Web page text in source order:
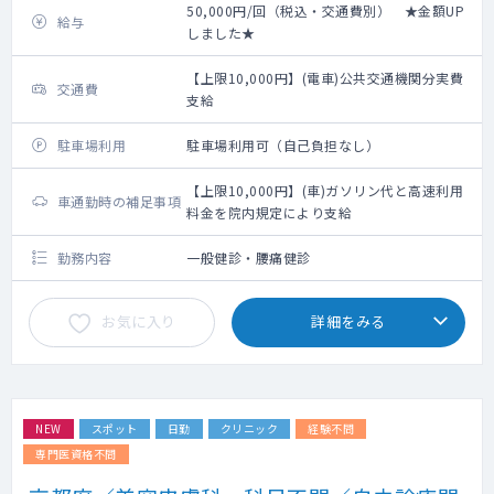
給与
50,000円/回（税込・交通費別） ★金額UP
しました★
交通費
【上限10,000円】(電車)公共交通機関分実費
支給
駐車場利用 駐車場利用可（自己負担なし）
車通勤時の補足事項
【上限10,000円】(車)ガソリン代と高速利用
料金を院内規定により支給
勤務内容 一般健診・腰痛健診
お気に入り 詳細をみる
NEW スポット 日勤 クリニック
経験不問
専門医資格不問